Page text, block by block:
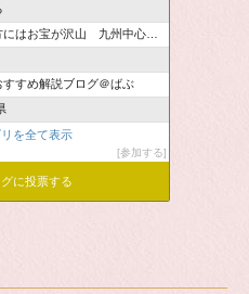
お宝が沢山 九州中心です。
すすめ解説ブログ＠ばぶ
を全て表示
参加する
に投票する